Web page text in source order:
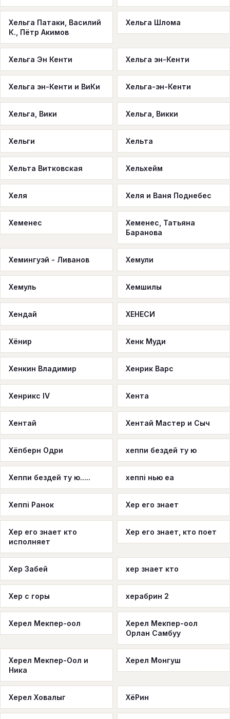
Хельга Патаки, Василий
К., Пётр Акимов
Хельга Шлома
Хельга Эн Кенти Хельга эн-Кенти
Хельга эн-Кенти и ВиКи Хельга-эн-Кенти
Хельга, Вики Хельга, Викки
Хельги Хельта
Хельта Витковская Хельхейм
Хеля Хеля и Ваня Поднебес
Хеменес
Хеменес, Татьяна
Баранова
Хемингуэй - Ливанов Хемули
Хемуль Хемшилы
Хендай ХЕНЕСИ
Хёнир Хенк Муди
Хенкин Владимир Хенрик Варс
Хенрикс IV Хента
Хентай Хентай Мастер и Сыч
Хёпберн Одри хеппи бездей ту ю
Хеппи бездей ту ю..... хеппі нью еа
Хеппі Ранок Хер его знает
Хер его знает кто
исполняет
Хер его знает, кто поет
Хер Забей хер знает кто
Хер с горы херабрин 2
Херел Мекпер-оол
Херел Мекпер-оол
Орлан Самбуу
Херел Мекпер-Оол и
Ника
Херел Монгуш
Херел Ховалыг ХёРин